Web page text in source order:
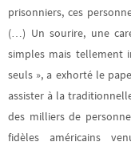
prisonniers, ces
(…) Un sourire, une
simples mais tellement
seuls », a exhorté le
assister à la
des milliers de
fidèles américains